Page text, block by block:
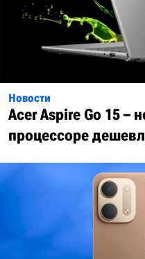
Новости
Acer Aspire Go 15 –
процессоре